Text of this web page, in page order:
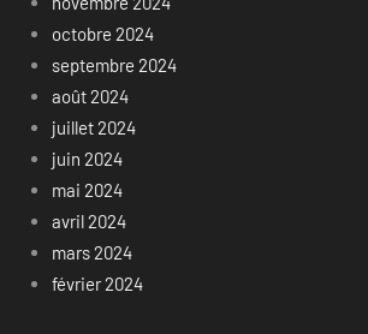
octobre 2024
septembre 2024
août 2024
juillet 2024
juin 2024
mai 2024
avril 2024
mars 2024
février 2024